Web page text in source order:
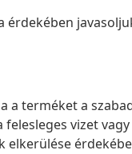
a terméket a
vizet
elkerülése